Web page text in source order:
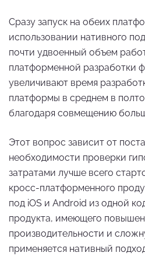
Сразу запуск на обеих
использовании нативного
почти удвоенный объем
платформенной разработки
увеличивают время
платформы в среднем в
благодаря совмещению
Этот вопрос зависит от
необходимости проверки
затратами лучше всего
кросс-платформенного
под iOS и Android из одной
продукта, имеющего
производительности и
применяется нативный